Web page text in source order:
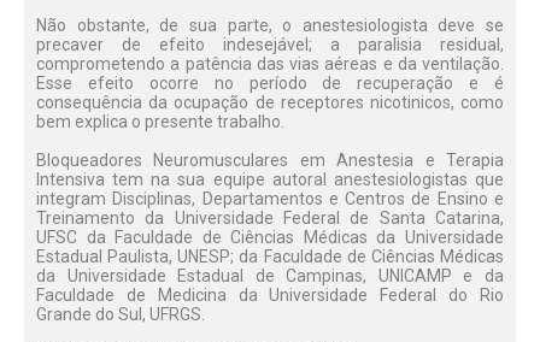
Não obstante, de sua parte, o anestesiologista deve se
precaver de efeito indesejável; a paralisia residual,
comprometendo a patência das vias aéreas e da ventilação.
Esse efeito ocorre no período de recuperação e é
consequência da ocupação de receptores nicotinicos, como
bem explica o presente trabalho.
Bloqueadores Neuromusculares em Anestesia e Terapia
Intensiva tem na sua equipe autoral anestesiologistas que
integram Disciplinas, Departamentos e Centros de Ensino e
Treinamento da Universidade Federal de Santa Catarina,
UFSC da Faculdade de Ciências Médicas da Universidade
Estadual Paulista, UNESP; da Faculdade de Ciências Médicas
da Universidade Estadual de Campinas, UNICAMP e da
Faculdade de Medicina da Universidade Federal do Rio
Grande do Sul, UFRGS.